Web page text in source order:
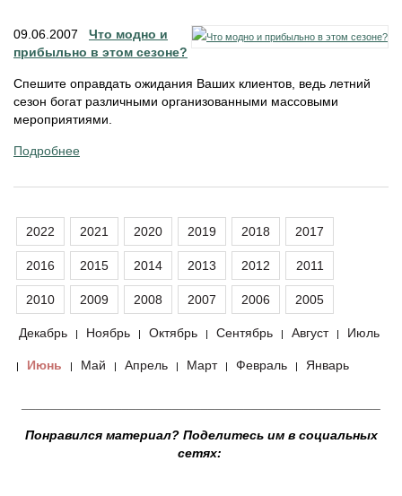
09.06.2007 Что модно и
прибыльно в этом сезоне?
Спешите оправдать ожидания Ваших клиентов, ведь летний
сезон богат различными организованными массовыми
мероприятиями.
Подробнее
2022 2021 2020 2019 2018 2017
2016 2015 2014 2013 2012 2011
2010 2009 2008 2007 2006 2005
Декабрь | Ноябрь | Октябрь | Сентябрь | Август | Июль
| Июнь | Май | Апрель | Март | Февраль | Январь
Понравился материал? Поделитесь им в социальных
сетях: